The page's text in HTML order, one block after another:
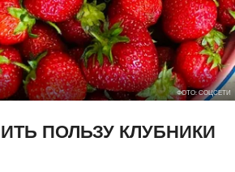
ФОТО: СОЦСЕТИ
ПОЛЬЗУ КЛУБНИКИ